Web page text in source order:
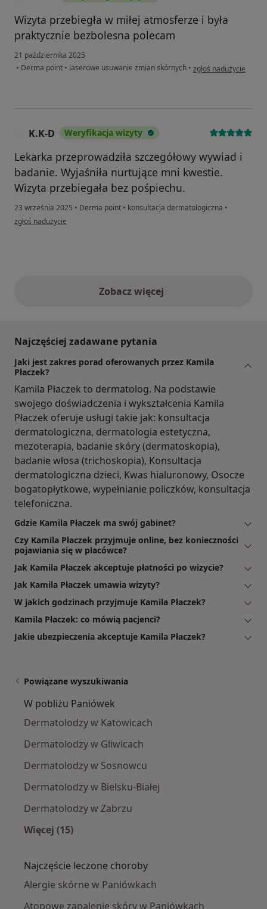
Wizyta przebiegła w miłej atmosferze i była
praktycznie bezbolesna polecam
21 października 2025
• Derma point • laserowe usuwanie zmian skórnych • w opinii użytkownika
zgłoś nadużycie
K.K-D Weryfikacja wizyty
Lekarka przeprowadziła szczegółowy wywiad i
badanie. Wyjaśniła nurtujące mni kwestie.
Wizyta przebiegała bez pośpiechu.
23 września 2025 • Derma point • konsultacja dermatologiczna •
w opinii użytkownika K.K-D
zgłoś nadużycie
Zobacz więcejopinie powyżej
Najczęściej zadawane pytania
Jaki jest zakres porad oferowanych przez Kamila
Płaczek?
Kamila Płaczek to dermatolog. Na podstawie
swojego doświadczenia i wykształcenia Kamila
Płaczek oferuje usługi takie jak: konsultacja
dermatologiczna, dermatologia estetyczna,
mezoterapia, badanie skóry (dermatoskopia),
badanie włosa (trichoskopia), Konsultacja
dermatologiczna dzieci, Kwas hialuronowy, Osocze
bogatopłytkowe, wypełnianie policzków, konsultacja
telefoniczna.
Gdzie Kamila Płaczek ma swój gabinet?
Czy Kamila Płaczek przyjmuje online, bez konieczności
pojawiania się w placówce?
Jak Kamila Płaczek akceptuje płatności po wizycie?
Jak Kamila Płaczek umawia wizyty?
W jakich godzinach przyjmuje Kamila Płaczek?
Kamila Płaczek: co mówią pacjenci?
Jakie ubezpieczenia akceptuje Kamila Płaczek?
Powiązane wyszukiwania
W pobliżu Paniówek
Dermatolodzy w Katowicach
Dermatolodzy w Gliwicach
Dermatolodzy w Sosnowcu
Dermatolodzy w Bielsku-Białej
Dermatolodzy w Zabrzu
Więcej (15)
Najczęście leczone choroby
Alergie skórne w Paniówkach
Atopowe zapalenie skóry w Paniówkach